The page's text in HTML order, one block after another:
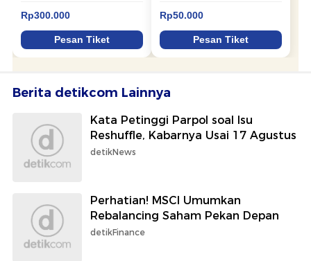
Berita detikcom Lainnya
Kata Petinggi Parpol soal Isu
Reshuffle, Kabarnya Usai 17 Agustus
detikNews
Perhatian! MSCI Umumkan
Rebalancing Saham Pekan Depan
detikFinance